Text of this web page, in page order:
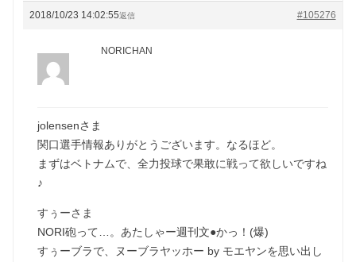
2018/10/23 14:02:55 #105276
返信
NORICHAN
jolensenさま
関口選手情報ありがとうございます。なるほど。
まずはベトナムで、全力投球で果敢に戦って欲しいですね
♪
すぅーさま
NORI砲って…。あたしゃー週刊文●かっ！(爆)
すぅーブラで、ヌーブラヤッホー by モエヤンを思い出し